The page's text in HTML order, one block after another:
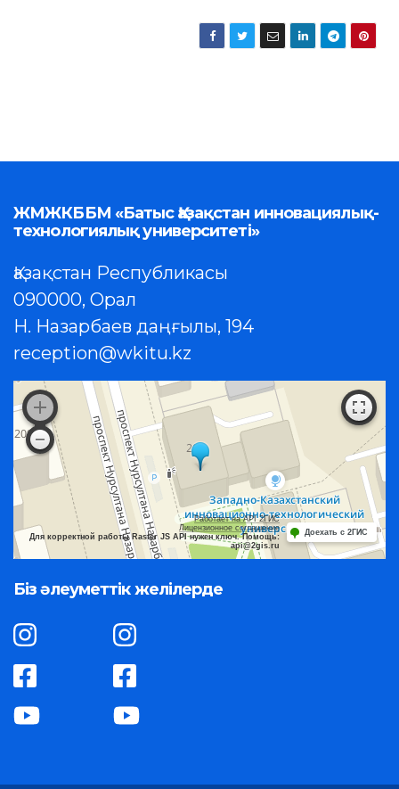
ЖМЖКББМ «Батыс Қазақстан инновациялық-
технологиялық университеті»
Қазақстан Республикасы
090000, Орал
Н. Назарбаев даңғылы, 194
reception@wkitu.kz
Работает на API 2ГИС
Лицензионное соглашение
Для корректной работы Raster JS API нужен ключ. Помощь:
api@2gis.ru
Доехать с 2ГИС
Біз әлеуметтік желілерде